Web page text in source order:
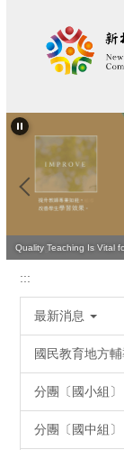
區
Leading the Way to
Quality Teaching Is Vital
:::
最新消息
國民教育地方
分團〔國小組〕
分團〔國中組〕